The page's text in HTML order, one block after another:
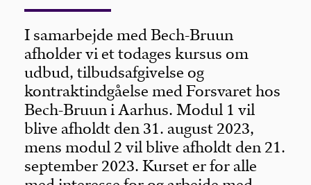
I samarbejde med Bech-Bruun
afholder vi et todages kursus om
udbud, tilbudsafgivelse og
kontraktindgåelse med Forsvaret hos
Bech-Bruun i Aarhus. Modul 1 vil
blive afholdt den 31. august 2023,
mens modul 2 vil blive afholdt den 21.
september 2023. Kurset er for alle